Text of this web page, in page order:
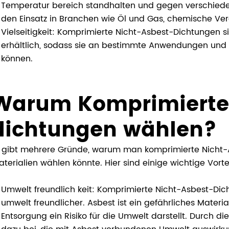
Temperatur bereich standhalten und gegen
den Einsatz in Branchen wie Öl und Gas, chemische
Vielseitigkeit: Komprimierte Nicht-Asbest-Dichtungen
erhältlich, sodass sie an bestimmte Anwendungen
können.
wählen?
gibt mehrere Gründe, warum man komprimierte
wählen könnte. Hier sind einige wichtige
Umwelt freundlich keit: Komprimierte Nicht-Asbest-
umwelt freundlicher. Asbest ist ein gefährliches
Entsorgung ein Risiko für die Umwelt darstellt. Durch